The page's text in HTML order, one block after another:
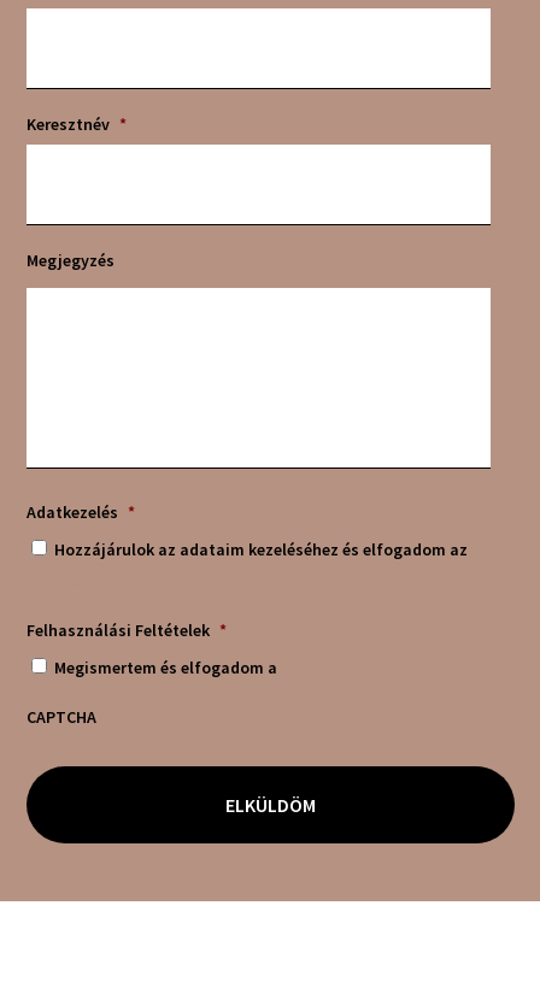
Keresztnév *
Megjegyzés
Adatkezelés *
Hozzájárulok az adataim kezeléséhez és elfogadom az
Felhasználási Feltételek *
Megismertem és elfogadom a
CAPTCHA